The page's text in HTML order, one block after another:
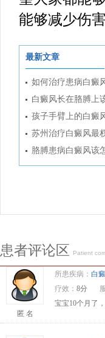
能够减少伤
最新文章
如何治疗患病白癜
白癜风长在胳膊上
孩子手臂上的白癜
苏州治疗白癜风最
胳膊患病白癜风该
患者评论区 Patient
匿 名
所患疾病： 白
疗效： 8分
宝宝10个月了